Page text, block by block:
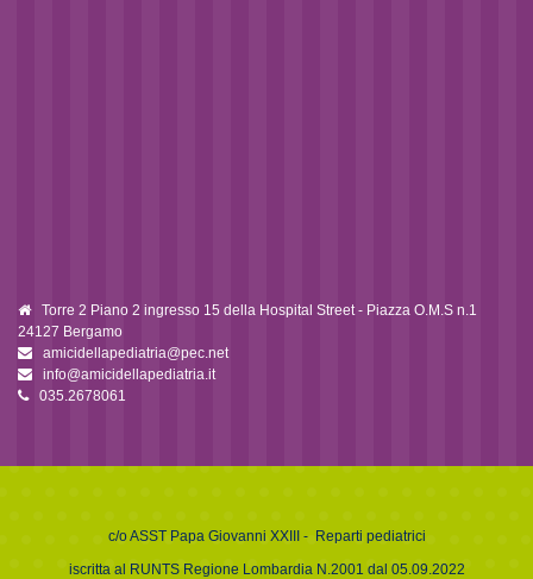
Torre 2 Piano 2 ingresso 15 della Hospital Street - Piazza O.M.S n.1
24127 Bergamo
amicidellapediatria@pec.net
info@amicidellapediatria.it
035.2678061
c/oASST Papa Giovanni XXIII - Reparti pediatrici
iscritta al RUNTS Regione Lombardia N.2001 dal 05.09.2022